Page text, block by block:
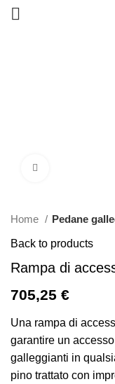
Home Pedane
Back to products
Rampa di
705,25 €
Una rampa di
garantire un
galleggianti in
pino trattato con